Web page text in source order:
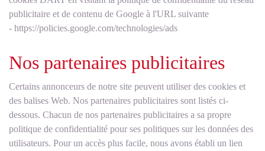
publicitaire et de contenu de Google à l'URL suivante
- https://policies.google.com/technologies/ads
Nos partenaires publicitaires
Certains annonceurs de notre site peuvent utiliser des cookies et
des balises Web. Nos partenaires publicitaires sont listés ci-
dessous. Chacun de nos partenaires publicitaires a sa propre
politique de confidentialité pour ses politiques sur les données des
utilisateurs. Pour un accès plus facile, nous avons établi un lien